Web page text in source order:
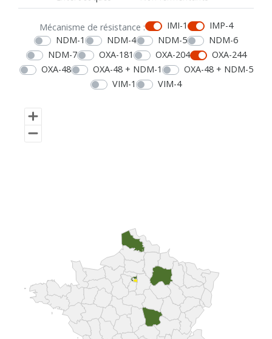
Mécanisme de résistance : IMI-1
IMP-4
NDM-1
NDM-4 NDM-5
NDM-6
NDM-7
OXA-181 OXA-204
OXA-244
OXA-48
OXA-48 + NDM-1
OXA-48 + NDM-5
VIM-1
VIM-4